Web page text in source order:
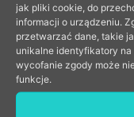
jak pliki cookie, do
informacji o urządzeniu.
przetwarzać dane, takie
unikalne identyfikatory
wycofanie zgody może
funkcje.